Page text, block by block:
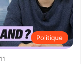
Politique